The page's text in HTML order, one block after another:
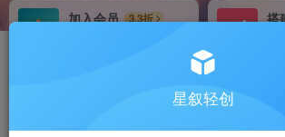
加入会员
3.3折
搭
星叙轻创